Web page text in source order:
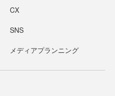
CX
SNS
メディアプランニング